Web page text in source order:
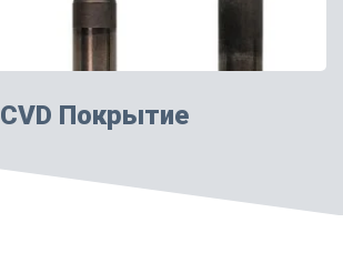
CVD Покрытие